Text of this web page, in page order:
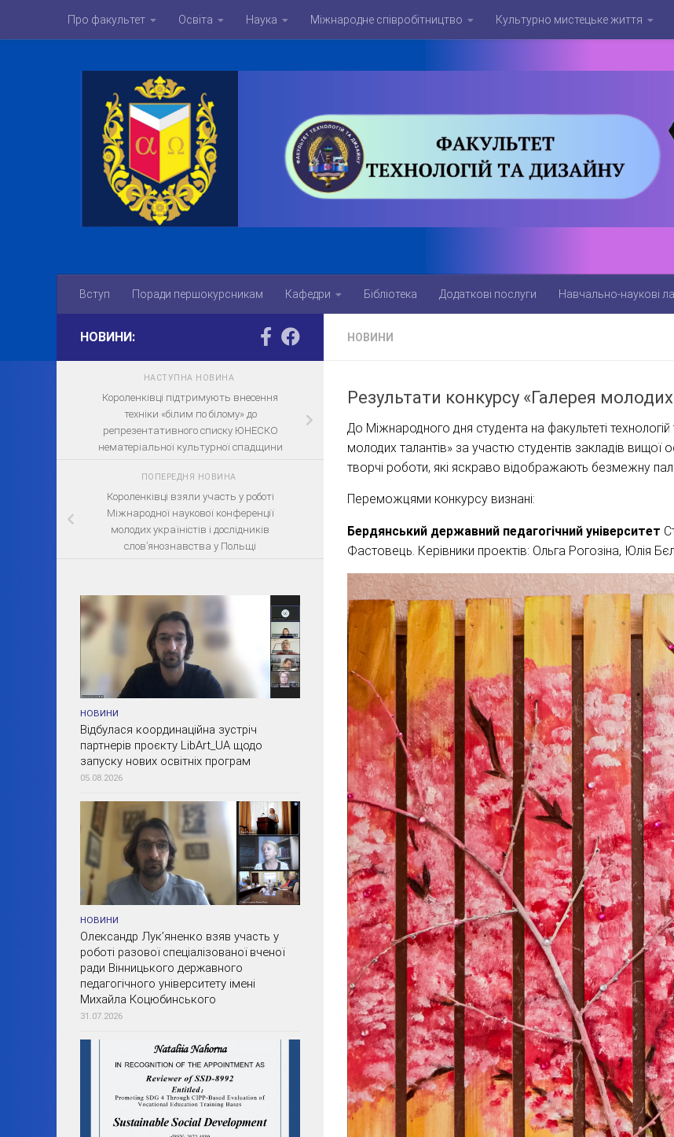
Skip to contentПро факультет Освіта Наука Міжнародне співробітництво Культурно мистецьке життя
Вступ Поради першокурсникам Кафедри Бібліотека Додаткові послуги Навчально-наукові
НОВИНИ
Результати конкурсу «Галерея
До Міжнародного дня студента на факультеті
молодих талантів» за участю студентів закладів вищої
творчі роботи, які яскраво відображають безмежну
Переможцями конкурсу визнані:
Бердянський державний педагогічний університет
Фастовець. Керівники проектів: Ольга Рогозіна, Юлія
НОВИНИ:
НАСТУПНА НОВИНА
Короленківці підтримують внесення
техніки «білим по білому» до
репрезентативного списку ЮНЕСКО
нематеріальної культурної спадщини
ПОПЕРЕДНЯ НОВИНА
Короленківці взяли участь у роботі
Міжнародної наукової конференції
молодих україністів і дослідників
слов’янознавства у Польщі
НОВИНИ
Відбулася координаційна зустріч
партнерів проєкту LibArt_UA щодо
запуску нових освітніх програм
05.08.2026
НОВИНИ
Олександр Лук’яненко взяв участь у
роботі разової спеціалізованої вченої
ради Вінницького державного
педагогічного університету імені
Михайла Коцюбинського
31.07.2026